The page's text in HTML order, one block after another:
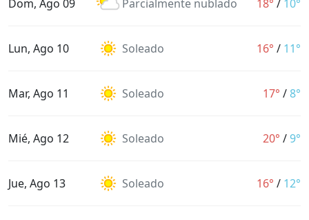
Dom, Ago 09 Parcialmente nublado 18° / 10°
Lun, Ago 10 Soleado 16° / 11°
Mar, Ago 11 Soleado 17° /8°
Mié, Ago 12 Soleado 20° /9°
Jue, Ago 13 Soleado 16° / 12°